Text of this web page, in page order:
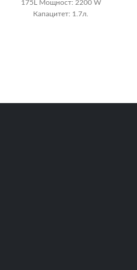
175L Мощност: 2200 W
Капацитет: 1.7л.